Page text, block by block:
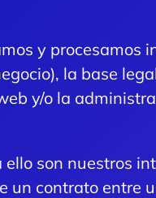
y procesamos
la base
y/o la
son nuestros
un contrato entre